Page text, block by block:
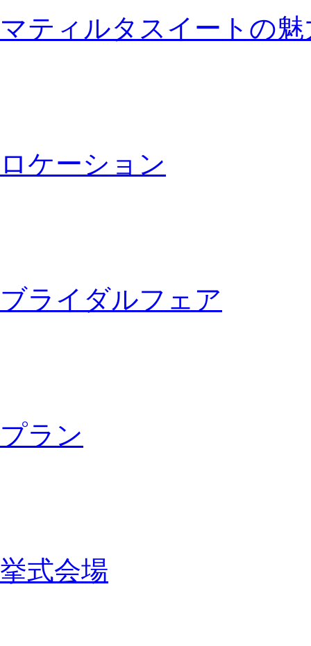
マティルタスイートの魅
ロケーション
ブライダルフェア
プラン
挙式会場